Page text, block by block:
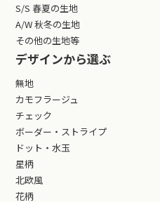
S/S 春夏の生地
A/W 秋冬の生地
その他の生地等
デザインから選ぶ
無地
カモフラージュ
チェック
ボーダー・ストライプ
ドット・水玉
星柄
北欧風
花柄